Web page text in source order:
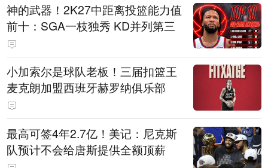
神的武器！2K27中距离投篮能力值
前十：SGA一枝独秀 KD并列第三
小加索尔是球队老板！三届扣篮王
麦克朗加盟西班牙赫罗纳俱乐部
最高可签4年2.7亿！美记：尼克斯
队预计不会给唐斯提供全额顶薪